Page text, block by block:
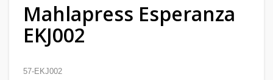
Mahlapress Esperanza
EKJ002
57-EKJ002
aed